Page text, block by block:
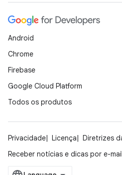
Android
Chrome
Firebase
Google Cloud Platform
Todos os produtos
Privacidade Licença Diretrizes
Receber notícias e dicas por e-mail